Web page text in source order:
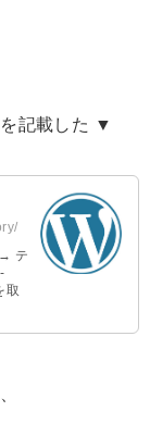
記載した ▼
テ
取